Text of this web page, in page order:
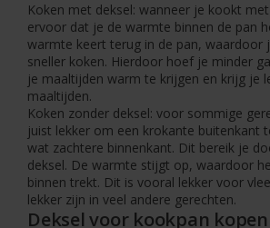
Koken met deksel: wanneer je kookt
ervoor dat je de warmte binnen de pan
warmte keert terug in de pan, waardoor
sneller koken. Hierdoor hoef je minder
je maaltijden warm te krijgen en krijg je
maaltijden.
Koken zonder deksel: voor sommige
juist lekker om een krokante buitenkant
wat zachtere binnenkant. Dit bereik je
deksel. De warmte stijgt op, waardoor
binnen trekt. Dit is vooral lekker voor
lekker zijn in veel andere gerechten.
Deksel voor kookpan